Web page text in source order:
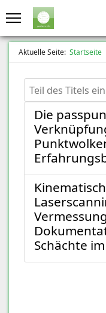
Aktuelle Seite: Startseite
Teil des Titels
Die
Schächte